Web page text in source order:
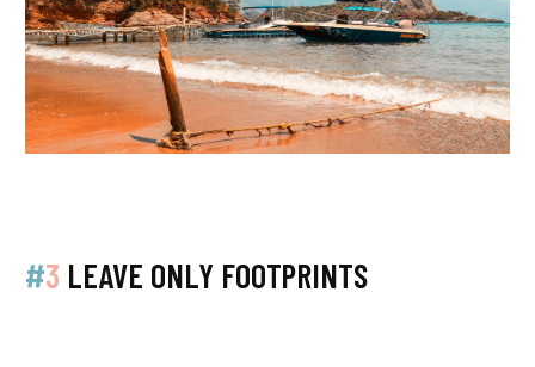
#3 LEAVE ONLY FOOTPRINTS